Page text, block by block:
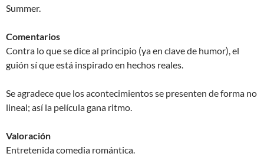
Summer.
Comentarios
Contra lo que se dice al principio (ya en clave de humor), el
guión sí que está inspirado en hechos reales.
Se agradece que los acontecimientos se presenten de forma no
lineal; así la película gana ritmo.
Valoración
Entretenida comedia romántica.